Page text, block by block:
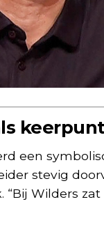
een
stevig
Wilders